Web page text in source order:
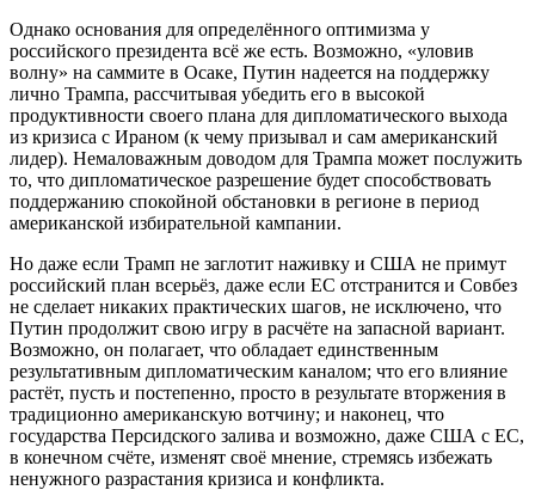
Однако основания для определённого оптимизма у
российского президента всё же есть. Возможно, «уловив
волну» на саммите в Осаке, Путин надеется на поддержку
лично Трампа, рассчитывая убедить его в высокой
продуктивности своего плана для дипломатического выхода
из кризиса с Ираном (к чему призывал и сам американский
лидер). Немаловажным доводом для Трампа может послужить
то, что дипломатическое разрешение будет способствовать
поддержанию спокойной обстановки в регионе в период
американской избирательной кампании.
Но даже если Трамп не заглотит наживку и США не примут
российский план всерьёз, даже если ЕС отстранится и Совбез
не сделает никаких практических шагов, не исключено, что
Путин продолжит свою игру в расчёте на запасной вариант.
Возможно, он полагает, что обладает единственным
результативным дипломатическим каналом; что его влияние
растёт, пусть и постепенно, просто в результате вторжения в
традиционно американскую вотчину; и наконец, что
государства Персидского залива и возможно, даже США с ЕС,
в конечном счёте, изменят своё мнение, стремясь избежать
ненужного разрастания кризиса и конфликта.